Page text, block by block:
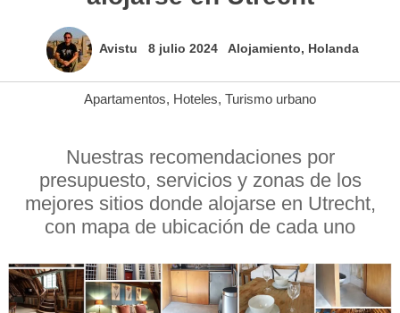
Avistu 8 julio 2024 Alojamiento, Holanda
Apartamentos, Hoteles, Turismo urbano
Nuestras recomendaciones por
presupuesto, servicios y zonas de los
mejores sitios donde alojarse en Utrecht,
con mapa de ubicación de cada uno